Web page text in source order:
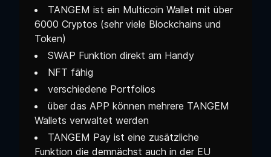
TANGEM ist ein Multicoin Wallet mit über
6000 Cryptos (sehr viele Blockchains und
Token)
SWAP Funktion direkt am Handy
NFT fähig
verschiedene Portfolios
über das APP können mehrere TANGEM
Wallets verwaltet werden
TANGEM Pay ist eine zusätzliche
Funktion die demnächst auch in der EU